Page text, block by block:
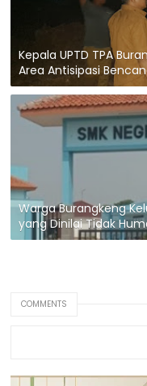
Kepala UPTD TPA
Area Antisipasi
Warga Burangkeng
yang Dinilai Tidak
COMMENTS